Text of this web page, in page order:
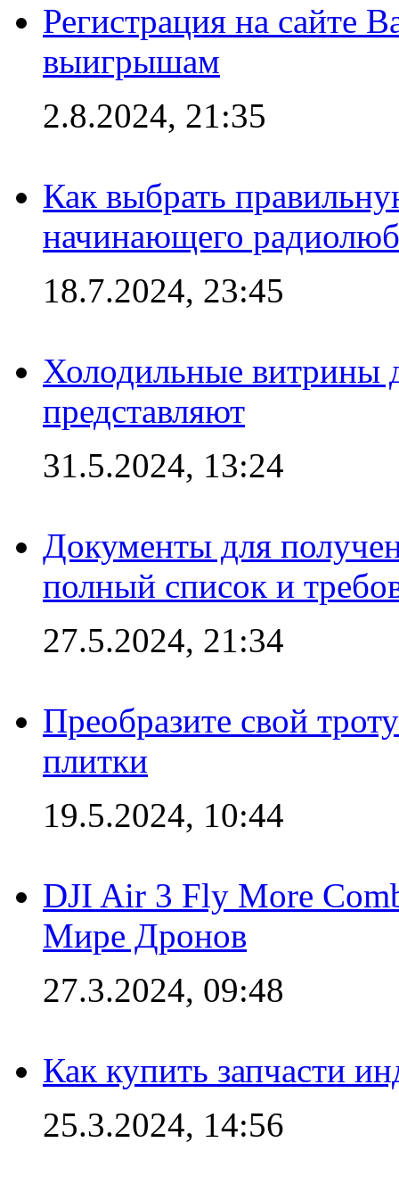
Регистрация на сайте
выигрышам
2.8.2024, 21:35
Как выбрать
начинающего
18.7.2024, 23:45
Холодильные витрины
представляют
31.5.2024, 13:24
Документы для
полный список и
27.5.2024, 21:34
Преобразите свой
плитки
19.5.2024, 10:44
DJI Air 3 Fly More
Мире Дронов
27.3.2024, 09:48
Как купить запчасти
25.3.2024, 14:56